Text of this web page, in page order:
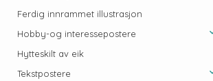
Ferdig innrammet illustrasjon
Hobby-og interessepostere
Hytteskilt av eik
Tekstpostere